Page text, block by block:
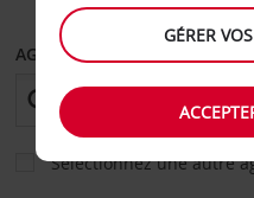
AGENCE DE DÉPART
Sélectionnez une autre
GÉRER